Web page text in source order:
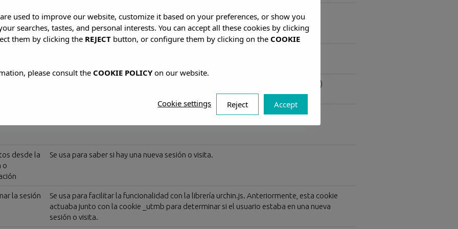
la
Mostrar popup oferta una sola vez por sesión (sólo cuando hay popup de ofertas)
desde la
o
Se usa para saber si hay una nueva sesión o visita.
la sesión
Se usa para facilitar la funcionalidad con la librería urchin.js. Anteriormente, esta cookie
actuaba junto con la cookie _utmb para determinar si el usuario estaba en una nueva
sesión o visita.
used to improve our website, customize it based on your preferences, or show you
searches, tastes, and personal interests. You can accept all these cookies by clicking
them by clicking the REJECTbutton, or configure them by clicking on the COOKIE
please consult the COOKIE POLICYon our website.
Cookie settings Reject Accept